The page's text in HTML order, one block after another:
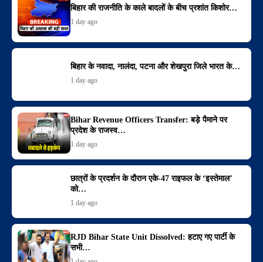
बिहार की राजनीति के काले बादलों के बीच प्रशांत किशोर…
1 day ago
बिहार के नवादा, नालंदा, पटना और शेखपुरा जिले भारत के…
1 day ago
Bihar Revenue Officers Transfer: बड़े पैमाने पर
प्रदेश के राजस्व…
1 day ago
छात्रों के प्रदर्शन के दौरान एके-47 राइफल के ‘इस्तेमाल’
को…
1 day ago
RJD Bihar State Unit Dissolved: हटाए गए पार्टी के
सभी…